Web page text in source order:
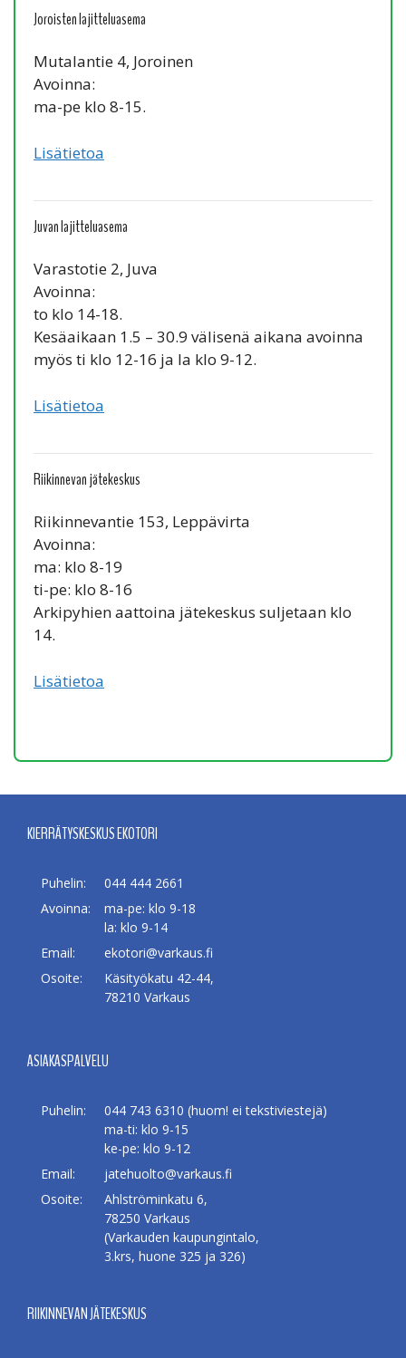
Joroisten lajitteluasema
Mutalantie 4, Joroinen
Avoinna:
ma-pe klo 8-15.
Lisätietoa
Juvan lajitteluasema
Varastotie 2, Juva
Avoinna:
to klo 14-18.
Kesäaikaan 1.5 – 30.9 välisenä aikana avoinna
myös ti klo 12-16 ja la klo 9-12.
Lisätietoa
Riikinnevan jätekeskus
Riikinnevantie 153, Leppävirta
Avoinna:
ma: klo 8-19
ti-pe: klo 8-16
Arkipyhien aattoina jätekeskus suljetaan klo
14.
Lisätietoa
KIERRÄTYSKESKUS EKOTORI
Puhelin:
044 444 2661
Avoinna:
ma-pe: klo 9-18
la: klo 9-14
Email:
ekotori@varkaus.fi
Osoite:
Käsityökatu 42-44,
78210 Varkaus
ASIAKASPALVELU
Puhelin:
044 743 6310 (huom! ei tekstiviestejä)
ma-ti: klo 9-15
ke-pe: klo 9-12
Email:
jatehuolto@varkaus.fi
Osoite:
Ahlströminkatu 6,
78250 Varkaus
(Varkauden kaupungintalo,
3.krs, huone 325 ja 326)
RIIKINNEVAN JÄTEKESKUS